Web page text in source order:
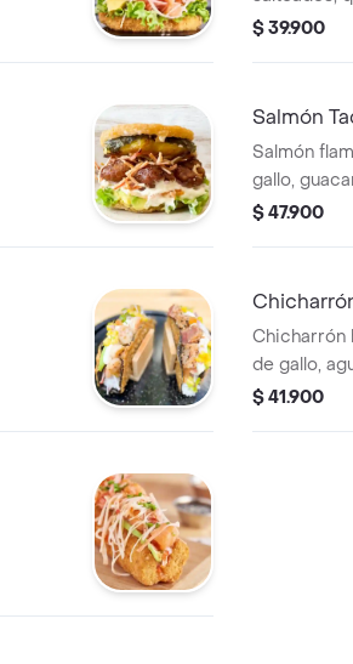
pepino,
$ 39.900
Salmón
Salmón
gallo,
salsa
$ 47.900
Chicharrón
de gallo,
mozzarella
$ 41.900